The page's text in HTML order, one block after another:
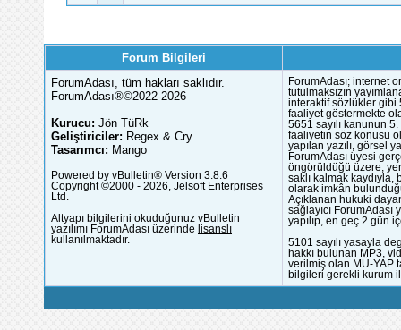
Forum Bilgileri
ForumAdası, tüm hakları saklıdır.
ForumAdası®©2022-2026
Kurucu: Jön TüRk
Geliştiriciler: Regex & Cry
Tasarımcı: Mango
Powered by vBulletin® Version 3.8.6
Copyright ©2000 - 2026, Jelsoft Enterprises
Ltd.
Altyapı bilgilerini okuduğunuz vBulletin
yazılımı ForumAdası üzerinde lisanslı
kullanılmaktadır.
ForumAdası; internet
tutulmaksızın
interaktif sözlükler gibi
faaliyet göstermekte
5651 sayılı kanunun
faaliyetin söz konusu
yapılan yazılı, görsel
ForumAdası üyesi
öngörüldüğü üzere;
saklı kalmak
olarak imkân
Açıklanan hukuki
sağlayıcı
yapılıp, en geç 2 gün
5101 sayılı yasayla
hakkı bulunan MP3,
verilmiş olan MÜ-YAP
bilgileri gerekli kurum